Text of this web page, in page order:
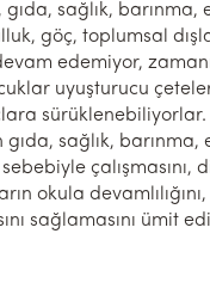
sağlık,
göç, toplumsal
edemiyor,
uyuşturucu
sürüklenebiliyorlar.
sağlık,
çalışmasını,
okula
sağlamasını ümit